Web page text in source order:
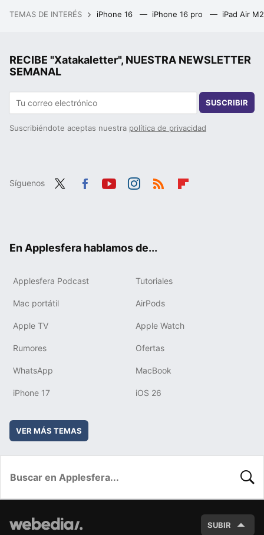
TEMAS DE INTERÉS iPhone 16 iPhone 16 pro iPad Air
RECIBE "Xatakaletter", NUESTRA NEWSLETTER
SEMANAL
SUSCRIBIR
Suscribiéndote aceptas nuestra política de privacidad
Síguenos
En Applesfera hablamos de...
Applesfera Podcast Tutoriales
Mac portátil AirPods
Apple TV Apple Watch
Rumores Ofertas
WhatsApp MacBook
iPhone 17 iOS 26
VER MÁS TEMAS
SUBIR